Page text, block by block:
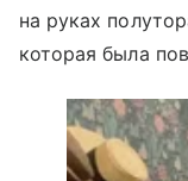
на руках
которая была